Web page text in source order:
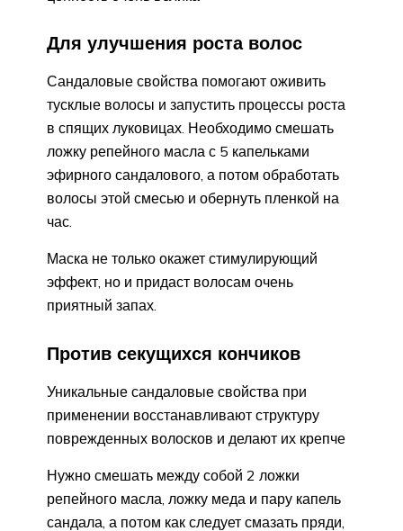
Для улучшения роста волос
Сандаловые свойства помогают оживить
тусклые волосы и запустить процессы роста
в спящих луковицах. Необходимо смешать
ложку репейного масла с 5 капельками
эфирного сандалового, а потом обработать
волосы этой смесью и обернуть пленкой на
час.
Маска не только окажет стимулирующий
эффект, но и придаст волосам очень
приятный запах.
Против секущихся кончиков
Уникальные сандаловые свойства при
применении восстанавливают структуру
поврежденных волосков и делают их крепче
Нужно смешать между собой 2 ложки
репейного масла, ложку меда и пару капель
сандала, а потом как следует смазать пряди,